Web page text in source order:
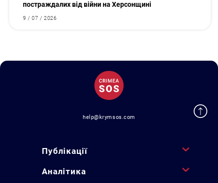
постраждалих від війни на Херсонщині
9 / 07 / 2026
help@krymsos.com
Публікації
Аналітика